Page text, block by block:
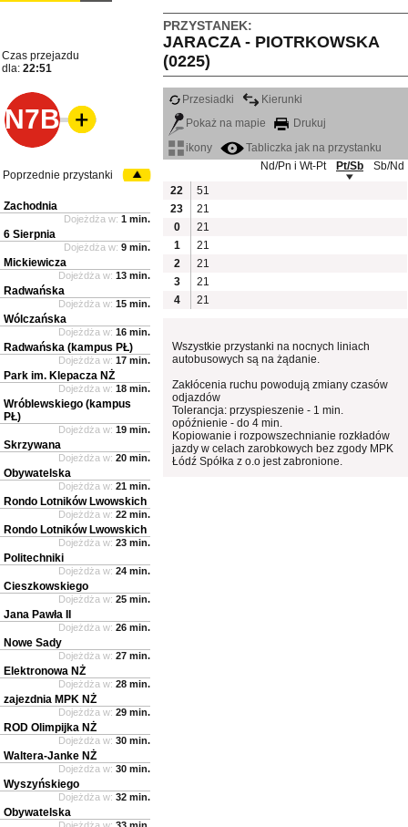
PRZYSTANEK:
JARACZA - PIOTRKOWSKA
(0225)
Czas przejazdu
dla: 22:51
N7B
Przesiadki
Kierunki
Pokaż na mapie
Drukuj
ikony
Tabliczka jak na przystanku
Nd/Pn i Wt-Pt
Pt/Sb
Sb/Nd
22
51
23
21
0
21
1
21
2
21
3
21
4
21
Wszystkie przystanki na nocnych liniach
autobusowych są na żądanie.
Zakłócenia ruchu powodują zmiany czasów
odjazdów
Tolerancja: przyspieszenie - 1 min.
opóźnienie - do 4 min.
Kopiowanie i rozpowszechnianie rozkładów
jazdy w celach zarobkowych bez zgody MPK
Łódź Spółka z o.o jest zabronione.
Poprzednie przystanki
Zachodnia
Dojeżdża w: 1 min.
6 Sierpnia
Dojeżdża w: 9 min.
Mickiewicza
Dojeżdża w: 13 min.
Radwańska
Dojeżdża w: 15 min.
Wólczańska
Dojeżdża w: 16 min.
Radwańska (kampus PŁ)
Dojeżdża w: 17 min.
Park im. Klepacza NŻ
Dojeżdża w: 18 min.
Wróblewskiego (kampus
PŁ)
Dojeżdża w: 19 min.
Skrzywana
Dojeżdża w: 20 min.
Obywatelska
Dojeżdża w: 21 min.
Rondo Lotników Lwowskich
Dojeżdża w: 22 min.
Rondo Lotników Lwowskich
Dojeżdża w: 23 min.
Politechniki
Dojeżdża w: 24 min.
Cieszkowskiego
Dojeżdża w: 25 min.
Jana Pawła II
Dojeżdża w: 26 min.
Nowe Sady
Dojeżdża w: 27 min.
Elektronowa NŻ
Dojeżdża w: 28 min.
zajezdnia MPK NŻ
Dojeżdża w: 29 min.
ROD Olimpijka NŻ
Dojeżdża w: 30 min.
Waltera-Janke NŻ
Dojeżdża w: 30 min.
Wyszyńskiego
Dojeżdża w: 32 min.
Obywatelska